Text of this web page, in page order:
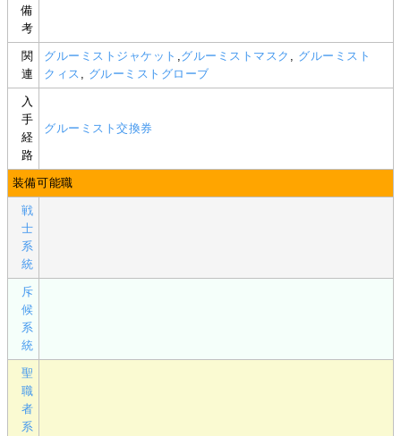
備
考
関
連
グルーミストジャケット グルーミストマスク
グルーミスト
クィス
グルーミストグローブ
入
手
経
路
グルーミスト交換券
装備可能職
戦
士
系
統
斥
候
系
統
聖
職
者
系